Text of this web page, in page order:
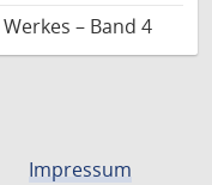
– Band 4
Impressum